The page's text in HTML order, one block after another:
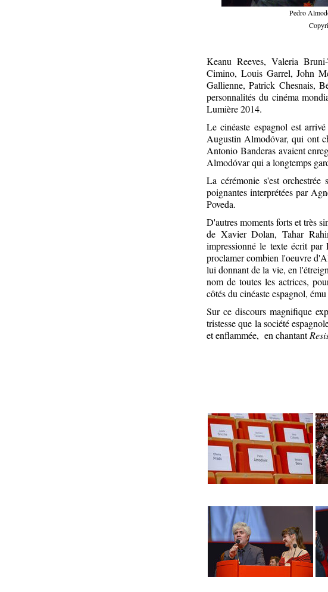
Pedro
Keanu Reeves, Valeria
Cimino, Louis Garrel, John
Gallienne, Patrick Chesnais,
personnalités du cinéma
Lumière 2014.
Le cinéaste espagnol est
Augustin Almodóvar, qui ont
Antonio Banderas avaient
Almodóvar qui a longtemps
La cérémonie s'est orchestrée
poignantes interprétées par
Poveda.
D'autres moments forts et très
de Xavier Dolan, Tahar
impressionné le texte écrit
proclamer combien l'oeuvre
lui donnant de la vie, en
nom de toutes les actrices,
côtés du cinéaste espagnol,
Sur ce discours magnifique
tristesse que la société
et enflammée, en chantant